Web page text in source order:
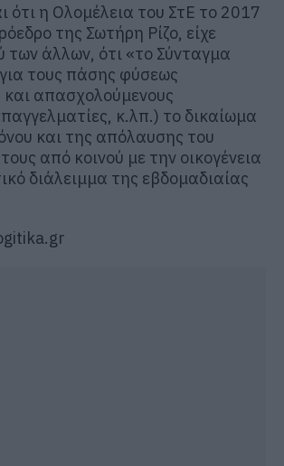
ότι η Ολομέλεια του ΣτΕ το 2017
της Σωτήρη Ρίζο, είχε
των άλλων, ότι «το Σύνταγμα
τους πάσης φύσεως
και απασχολούμενους
κ.λπ.) το δικαίωμα
και της απόλαυσης του
από κοινού με την οικογένεια
διάλειμμα της εβδομαδιαίας